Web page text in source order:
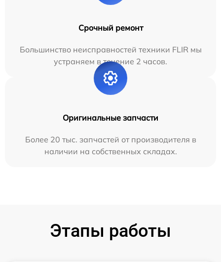
Срочный ремонт
Большинство неисправностей техники FLIR мы
устраняем в течение 2 часов.
Оригинальные запчасти
Более 20 тыс. запчастей от производителя в
наличии на собственных складах.
Этапы работы